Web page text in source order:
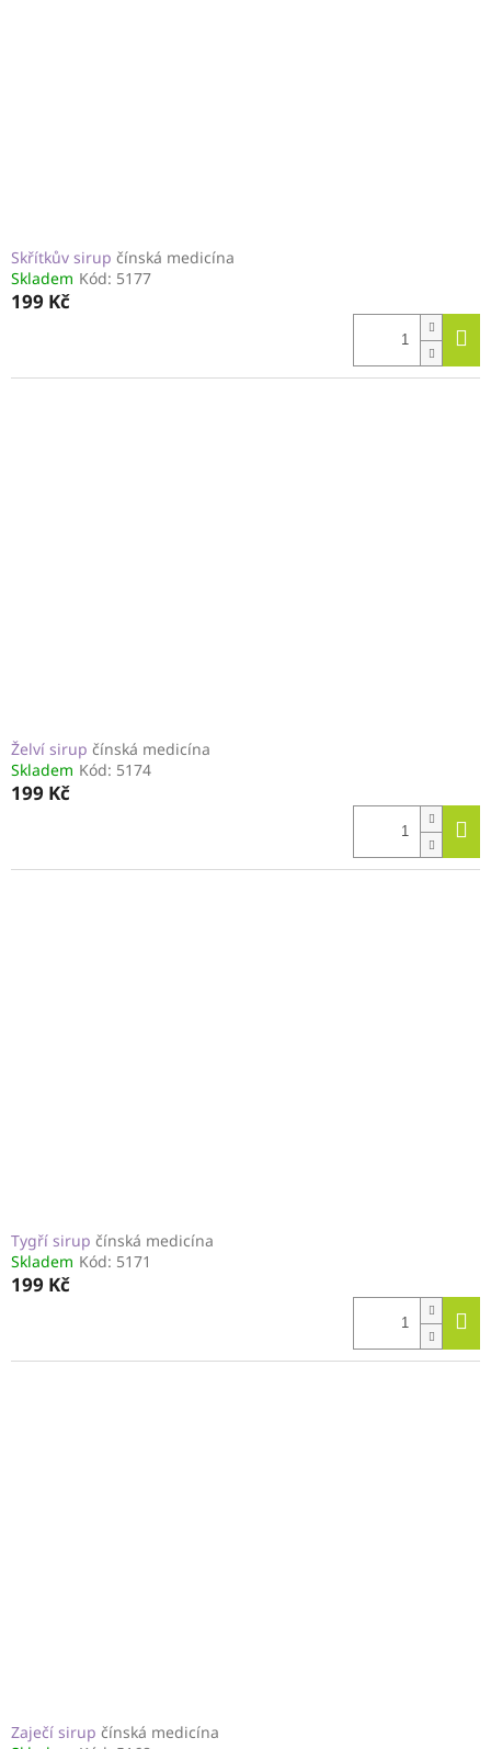
Skřítkův sirup čínská medicína
Skladem Kód: 5177
199 Kč
Želví sirup čínská medicína
Skladem Kód: 5174
199 Kč
Tygří sirup čínská medicína
Skladem Kód: 5171
199 Kč
Zaječí sirup čínská medicína